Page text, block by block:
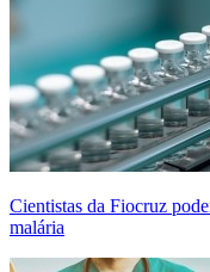
Cientistas da Fiocruz
malária